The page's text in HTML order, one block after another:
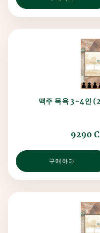
맥주 목욕 3~4인
9290
구매하다